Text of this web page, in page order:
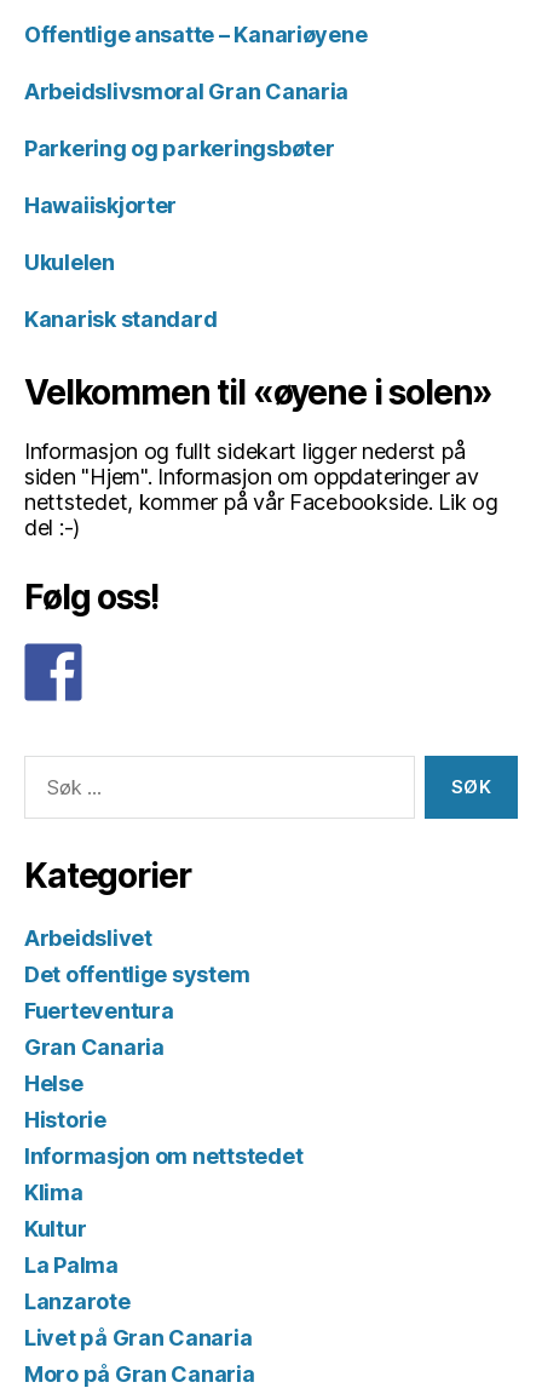
Offentlige ansatte – Kanariøyene
Arbeidslivsmoral Gran Canaria
Parkering og parkeringsbøter
Hawaiiskjorter
Ukulelen
Kanarisk standard
Velkommen til «øyene i solen»
Informasjon og fullt sidekart ligger nederst på
siden "Hjem". Informasjon om oppdateringer av
nettstedet, kommer på vår Facebookside. Lik og
del :-)
Følg oss!
etter:
Kategorier
Arbeidslivet
Det offentlige system
Fuerteventura
Gran Canaria
Helse
Historie
Informasjon om nettstedet
Klima
Kultur
La Palma
Lanzarote
Livet på Gran Canaria
Moro på Gran Canaria